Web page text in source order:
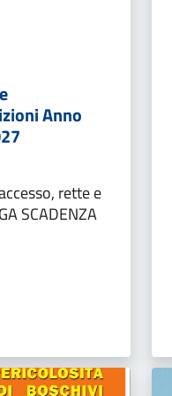
Anno
rette e
SCADENZA